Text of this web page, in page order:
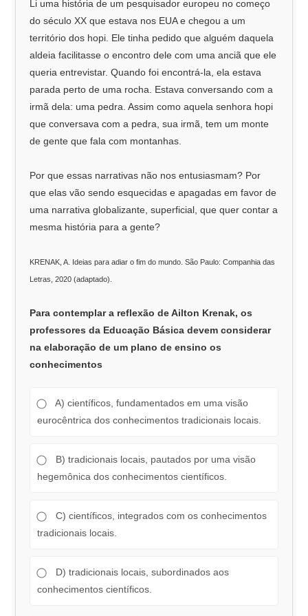
Li uma história de um pesquisador europeu no começo
do século XX que estava nos EUA e chegou a um
território dos hopi. Ele tinha pedido que alguém daquela
aldeia facilitasse o encontro dele com uma anciã que ele
queria entrevistar. Quando foi encontrá-la, ela estava
parada perto de uma rocha. Estava conversando com a
irmã dela: uma pedra. Assim como aquela senhora hopi
que conversava com a pedra, sua irmã, tem um monte
de gente que fala com montanhas.
Por que essas narrativas não nos entusiasmam? Por
que elas vão sendo esquecidas e apagadas em favor de
uma narrativa globalizante, superficial, que quer contar a
mesma história para a gente?
KRENAK, A. Ideias para adiar o fim do mundo. São Paulo: Companhia das
Letras, 2020 (adaptado).
Para contemplar a reflexão de Ailton Krenak, os
professores da Educação Básica devem considerar
na elaboração de um plano de ensino os
conhecimentos
A) científicos, fundamentados em uma visão
eurocêntrica dos conhecimentos tradicionais locais.
B) tradicionais locais, pautados por uma visão
hegemônica dos conhecimentos científicos.
C) científicos, integrados com os conhecimentos
tradicionais locais.
D) tradicionais locais, subordinados aos
conhecimentos científicos.